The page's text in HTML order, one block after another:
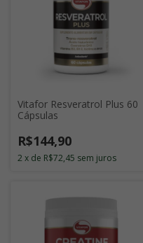
Vitafor Resveratrol Plus 60
Cápsulas
R$144,90
2 x de R$72,45 sem juros